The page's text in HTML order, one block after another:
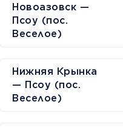
Новоазовск —
Псоу (пос.
Веселое)
Нижняя Крынка
— Псоу (пос.
Веселое)